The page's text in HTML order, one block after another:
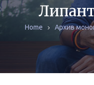
ЖУРНАЛЫ
МОНОГРАФИИ
Home Архив